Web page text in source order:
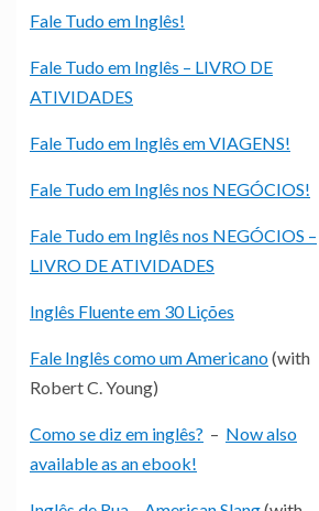
Fale Tudo em Inglês!
Fale Tudo em Inglês – LIVRO DE
ATIVIDADES
Fale Tudo em Inglês em VIAGENS!
Fale Tudo em Inglês nos NEGÓCIOS!
Fale Tudo em Inglês nos NEGÓCIOS –
LIVRO DE ATIVIDADES
Inglês Fluente em 30 Lições
Fale Inglês como um Americano(with
Robert C. Young)
Como se diz em inglês? – Now also
available as an ebook!